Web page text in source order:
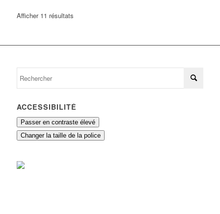
Afficher 11 résultats
ACCESSIBILITÉ
Passer en contraste élevé
Changer la taille de la police